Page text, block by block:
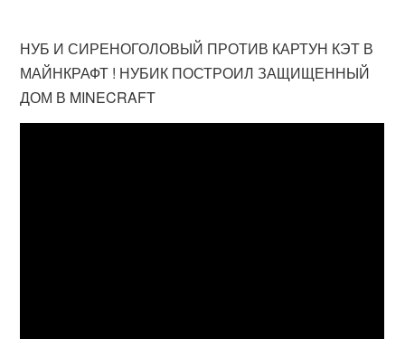
НУБ И СИРЕНОГОЛОВЫЙ ПРОТИВ КАРТУН КЭТ В
МАЙНКРАФТ ! НУБИК ПОСТРОИЛ ЗАЩИЩЕННЫЙ
ДОМ В MINECRAFT